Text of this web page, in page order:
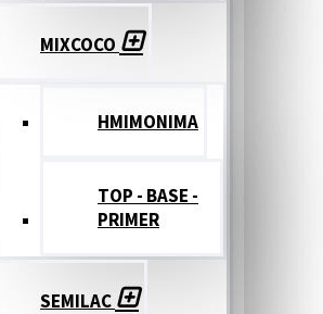
MIXCOCO
HMIMONIMA
TOP - BASE -
PRIMER
SEMILAC